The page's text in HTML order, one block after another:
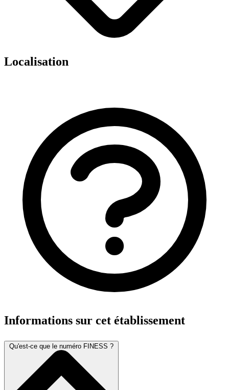
Localisation
140 Av Victor Hugo 75016 Paris
0147550506
Informations sur cet établissement
Qu'est-ce que le numéro FINESS ?